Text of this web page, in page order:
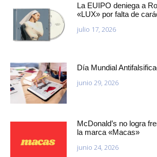
La EUIPO deniega a
«LUX» por falta de
julio 17, 2026
Día Mundial
junio 29, 2026
McDonald’s no logra
la marca «Macas»
junio 24, 2026